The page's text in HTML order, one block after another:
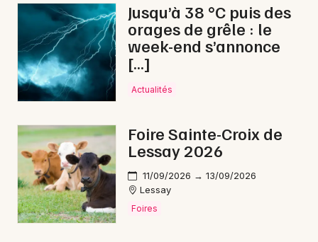
50 - Manche
Mon email
Jusqu’à 38 °C puis des
orages de grêle : le
week-end s’annonce
[…]
Actualités
Foire Sainte-Croix de
Lessay 2026
11/09/2026 → 13/09/2026
Lessay
Foires